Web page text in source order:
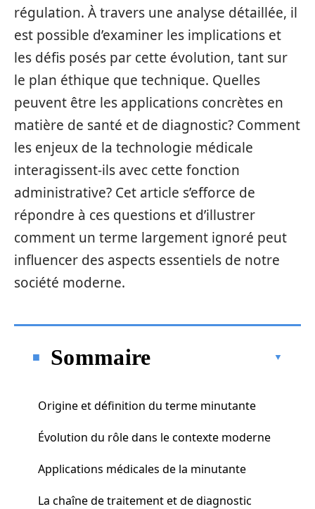
régulation. À travers une analyse détaillée, il
est possible d’examiner les implications et
les défis posés par cette évolution, tant sur
le plan éthique que technique. Quelles
peuvent être les applications concrètes en
matière de santé et de diagnostic? Comment
les enjeux de la technologie médicale
interagissent-ils avec cette fonction
administrative? Cet article s’efforce de
répondre à ces questions et d’illustrer
comment un terme largement ignoré peut
influencer des aspects essentiels de notre
société moderne.
Sommaire
Origine et définition du terme minutante
Évolution du rôle dans le contexte moderne
Applications médicales de la minutante
La chaîne de traitement et de diagnostic